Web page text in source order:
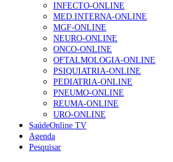
Alguns milhares de utentes
família com nova regras do
132 visualizações
“Os programas de rastreio do
custo-efetivos e representam
sustentável para os sistemas de
93 visualizações
INFECTO-ONLINE
MED.INTERNA-ONLINE
MGF-ONLINE
NEURO-ONLINE
ONCO-ONLINE
OFTALMOLOGIA-ONLINE
PSIQUIATRIA-ONLINE
PEDIATRIA-ONLINE
PNEUMO-ONLINE
REUMA-ONLINE
URO-ONLINE
SaúdeOnline TV
Agenda
Pesquisar